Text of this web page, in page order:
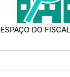
ESPAÇO DO